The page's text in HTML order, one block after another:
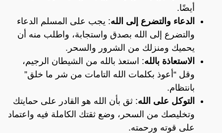
أيضًا.
الدعاء والتضرع إلى الله: يجب على المسلم الدعاء
والتضرع إلى الله بصدق واستجابة، واطلب منه أن
يحميك ومنزلك من الشرور والسحر.
الاستعاذة بالله: استعذ بالله من الشيطان الرجيم،
وقل “أعوذ بكلمات الله التامات من شر ما خلق”
بانتظام.
التوكل على الله: ثق بأن الله هو القادر على حمايتك
وتخليصك من السحر، وضع ثقتك الكاملة فيه واعتماد
على قوته ورحمته.